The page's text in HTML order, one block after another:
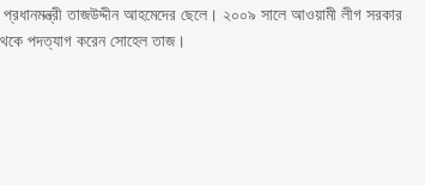
তাজউদ্দীন আহমেদের ছেলে। ২০০৯ সালে আওয়ামী লীগ সরকার
পদত্যাগ করেন সোহেল তাজ।